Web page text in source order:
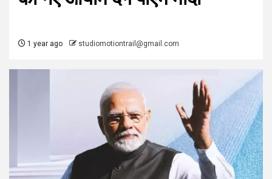
1 year ago studiomotiontrail@gmail.com